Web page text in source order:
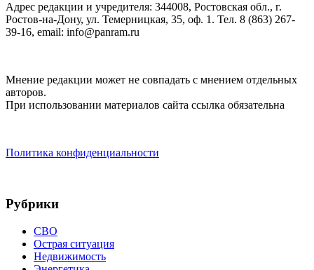
Адрес редакции и учредителя: 344008, Ростовская обл., г.
Ростов-на-Дону, ул. Темерницкая, 35, оф. 1. Тел. 8 (863) 267-
39-16, email: info@panram.ru
Мнение редакции может не совпадать с мнением отдельных
авторов.
При использовании материалов сайта ссылка обязательна
Политика конфиденциальности
Рубрики
СВО
Острая ситуация
Недвижимость